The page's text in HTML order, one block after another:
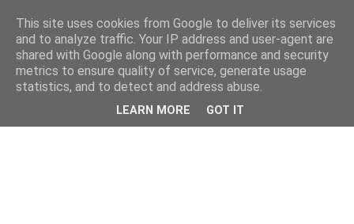
This site uses cookies from Google to deliver its services
and to analyze traffic. Your IP address and user-agent are
shared with Google along with performance and security
metrics to ensure quality of service, generate usage
statistics, and to detect and address abuse.
LEARN MORE GOT IT